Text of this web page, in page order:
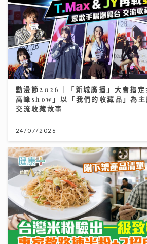
動漫節2026｜「新城廣播」大會指
高峰show」以「我們的收藏品」為
交流收藏故事
24/07/2026
台灣米粉驗出一級致癌物甲醛！專家
招自救去毒法
28/07/2026